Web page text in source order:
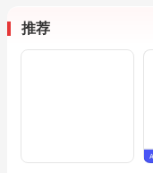
推荐